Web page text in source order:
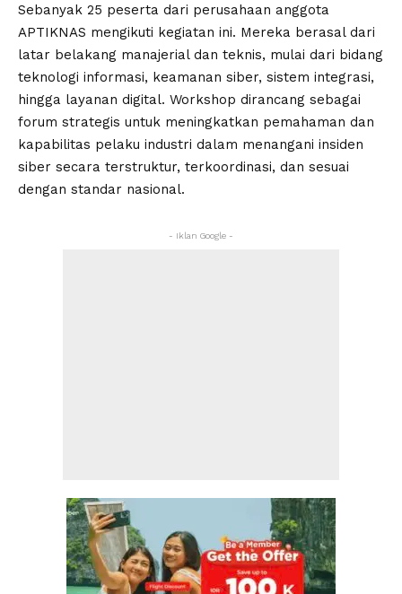
Sebanyak 25 peserta dari perusahaan anggota
APTIKNAS mengikuti kegiatan ini. Mereka berasal dari
latar belakang manajerial dan teknis, mulai dari bidang
teknologi informasi, keamanan siber, sistem integrasi,
hingga layanan digital. Workshop dirancang sebagai
forum strategis untuk meningkatkan pemahaman dan
kapabilitas pelaku industri dalam menangani insiden
siber secara terstruktur, terkoordinasi, dan sesuai
dengan standar nasional.
- Iklan Google -